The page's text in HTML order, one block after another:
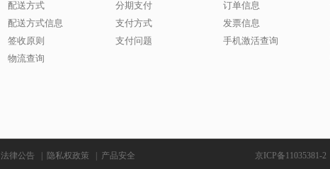
配送方式
配送方式信息
签收原则
物流查询
分期支付
支付方式
支付问题
订单信息
发票信息
手机激活查询
法律公告 隐私权政策 产品安全 京ICP备11035381-2